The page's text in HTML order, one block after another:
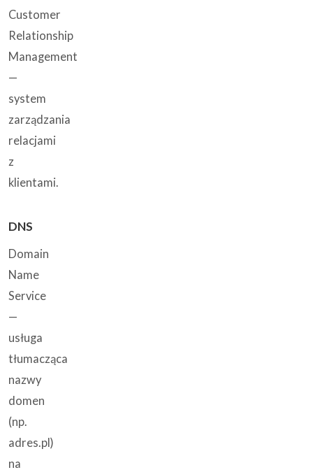
Customer
Relationship
Management
—
system
zarządzania
relacjami
z
klientami.
DNS
Domain
Name
Service
—
usługa
tłumacząca
nazwy
domen
(np.
adres.pl)
na